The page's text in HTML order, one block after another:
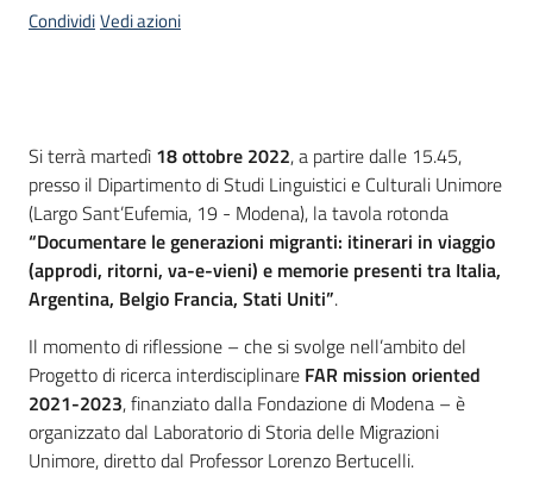
su
CondividiVedi azioni
Introduzione
Si terrà martedì 18 ottobre 2022, a partire dalle 15.45,
presso il Dipartimento di Studi Linguistici e Culturali Unimore
(Largo Sant’Eufemia, 19 - Modena), la tavola rotonda
“Documentare le generazioni migranti: itinerari in viaggio
(approdi, ritorni, va-e-vieni) e memorie presenti tra Italia,
Argentina, Belgio Francia, Stati Uniti”.
Il momento di riflessione – che si svolge nell’ambito del
Progetto di ricerca interdisciplinare FAR mission oriented
2021-2023, finanziato dalla Fondazione di Modena – è
organizzato dal Laboratorio di Storia delle Migrazioni
Unimore, diretto dal Professor Lorenzo Bertucelli.